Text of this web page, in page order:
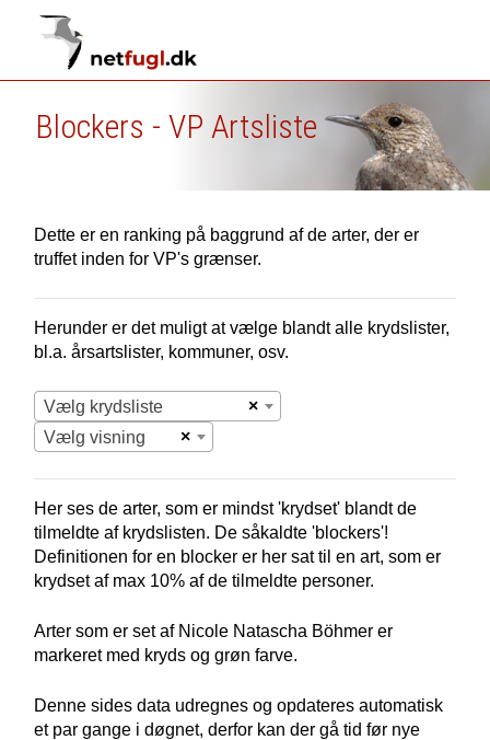
Blockers - VP Artsliste
Dette er en ranking på baggrund af de arter, der er
truffet inden for VP's grænser.
Herunder er det muligt at vælge blandt alle krydslister,
bl.a. årsartslister, kommuner, osv.
×
Vælg krydsliste
×
Vælg visning
Her ses de arter, som er mindst 'krydset' blandt de
tilmeldte af krydslisten. De såkaldte 'blockers'!
Definitionen for en blocker er her sat til en art, som er
krydset af max 10% af de tilmeldte personer.
Arter som er set af Nicole Natascha Böhmer er
markeret med kryds og grøn farve.
Denne sides data udregnes og opdateres automatisk
et par gange i døgnet, derfor kan der gå tid før nye